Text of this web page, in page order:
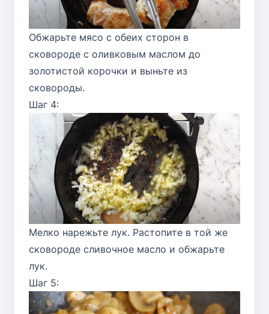
Обжарьте мясо с обеих сторон в
сковороде с оливковым маслом до
золотистой корочки и выньте из
сковороды.
Шаг 4:
Мелко нарежьте лук. Растопите в той же
сковороде сливочное масло и обжарьте
лук.
Шаг 5: